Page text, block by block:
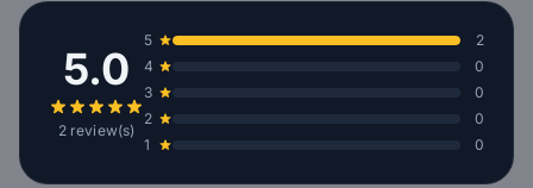
5.0
2 review(s)
5
2
4
0
3
0
2
0
1
0